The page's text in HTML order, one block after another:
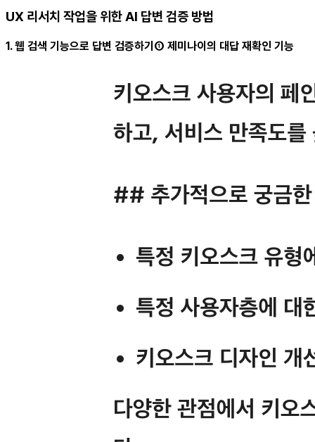
UX 리서치 작업을 위한 AI 답변 검증 방법
1. 웹 검색 기능으로 답변 검증하기① 제미나이의 대답 재확인 기능